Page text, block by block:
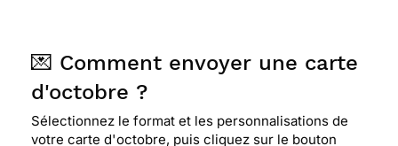
💌 Comment envoyer une carte
d'octobre ?
Sélectionnez le format et les personnalisations de
votre carte d'octobre, puis cliquez sur le bouton